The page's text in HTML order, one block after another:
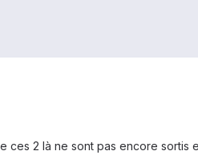
ces 2 là ne sont pas encore